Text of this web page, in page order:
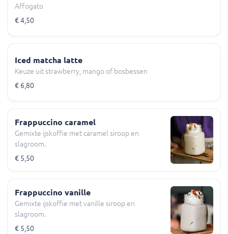
Affogato
€ 4,50
Iced matcha latte
Keuze uit strawberry, mango of bosbessen
€ 6,80
Frappuccino caramel
Gemixte ijskoffie met caramel siroop en
slagroom.
€ 5,50
Frappuccino vanille
Gemixte ijskoffie met vanille siroop en
slagroom.
€ 5,50